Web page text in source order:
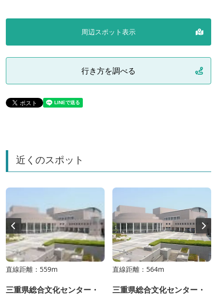
周辺スポット表示
行き方を調べる
近くのスポット
直線距離：559m
三重県総合文化センター・
直線距離：564m
三重県総合文化センター・